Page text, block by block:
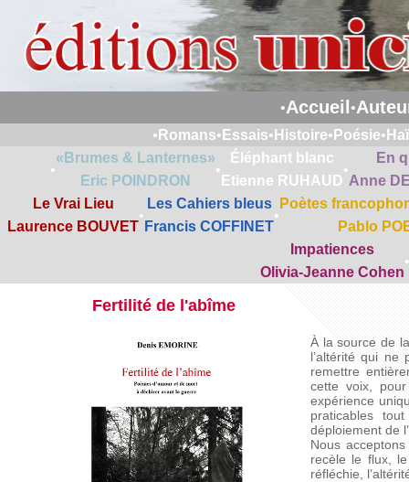
•Accueil •
• Romans• Essais• Histoire• Poésie•
•
«Brumes & Lanternes»
Eric POINDRON
•
Éléphant blanc
Etienne RUHAUD
•
En
Anne
Le Vrai Lieu
Laurence BOUVET
•
Les Cahiers bleus
Francis COFFINET
•
Poètes
Pablo
Impatiences
Olivia-Jeanne Cohen
•
Fertilité de l'abîme
À la source de
l’altérité qui ne
remettre
cette voix,
expérience
praticables
déploiement de
Nous
recèle le flux,
réfléchie,